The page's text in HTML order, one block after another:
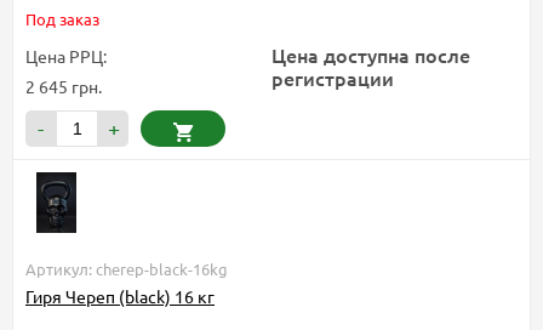
Под заказ
Цена РРЦ:
2 645 грн.
Цена доступна после
регистрации
- +
Артикул: cherep-black-16kg
Гиря Череп (black) 16 кг